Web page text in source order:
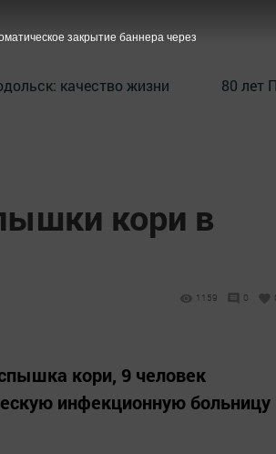
качество жизни 80 лет
кори в
1159 0
кори, 9 человек
инфекционную больницу
закрытие баннера через